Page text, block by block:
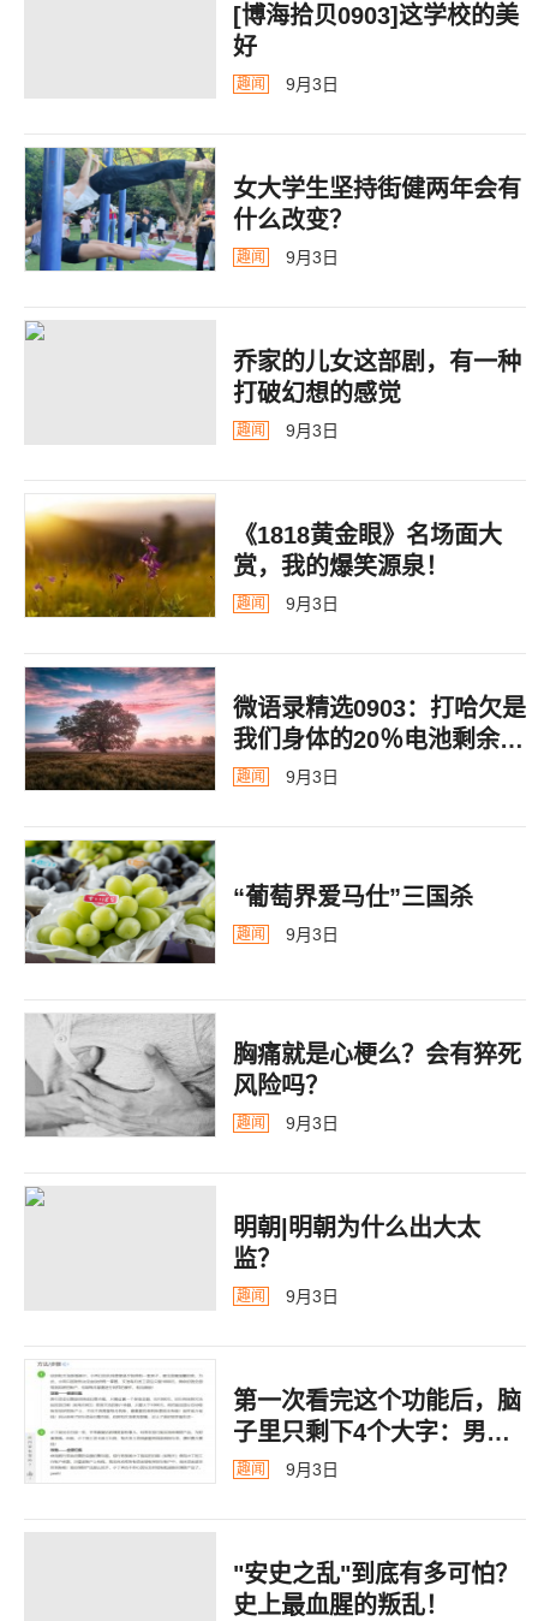
[博海拾贝0903]这学校的美
好
趣闻 9月3日
女大学生坚持街健两年会有
什么改变？
趣闻 9月3日
乔家的儿女这部剧，有一种
打破幻想的感觉
趣闻 9月3日
《1818黄金眼》名场面大
赏，我的爆笑源泉！
趣闻 9月3日
微语录精选0903：打哈欠是
我们身体的20％电池剩余警
告
趣闻 9月3日
“葡萄界爱马仕”三国杀
趣闻 9月3日
胸痛就是心梗么？会有猝死
风险吗？
趣闻 9月3日
明朝|明朝为什么出大太
监？ ​​​
趣闻 9月3日
第一次看完这个功能后，脑
子里只剩下4个大字：男德
银行
趣闻 9月3日
"安史之乱"到底有多可怕？
史上最血腥的叛乱！